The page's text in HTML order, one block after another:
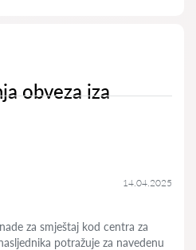
obveza iza
14.04.2025
za smještaj kod centra za
potražuje za navedenu